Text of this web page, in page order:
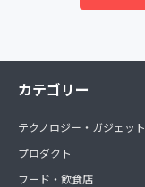
カテゴリー
テクノロジー・ガジェット
プロダクト
フード・飲食店